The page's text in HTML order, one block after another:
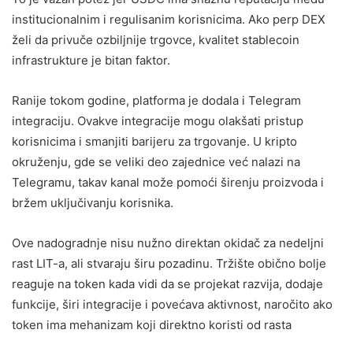
institucionalnim i regulisanim korisnicima. Ako perp DEX
želi da privuče ozbiljnije trgovce, kvalitet stablecoin
infrastrukture je bitan faktor.
Ranije tokom godine, platforma je dodala i Telegram
integraciju. Ovakve integracije mogu olakšati pristup
korisnicima i smanjiti barijeru za trgovanje. U kripto
okruženju, gde se veliki deo zajednice već nalazi na
Telegramu, takav kanal može pomoći širenju proizvoda i
bržem uključivanju korisnika.
Ove nadogradnje nisu nužno direktan okidač za nedeljni
rast LIT-a, ali stvaraju širu pozadinu. Tržište obično bolje
reaguje na token kada vidi da se projekat razvija, dodaje
funkcije, širi integracije i povećava aktivnost, naročito ako
token ima mehanizam koji direktno koristi od rasta